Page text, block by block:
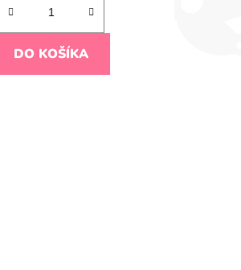
DO KOŠÍKA